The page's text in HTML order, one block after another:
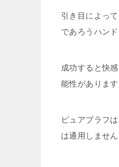
引き目によっ
であろうハン
成功すると快
能性があります
ピュアブラフ
は通用しません